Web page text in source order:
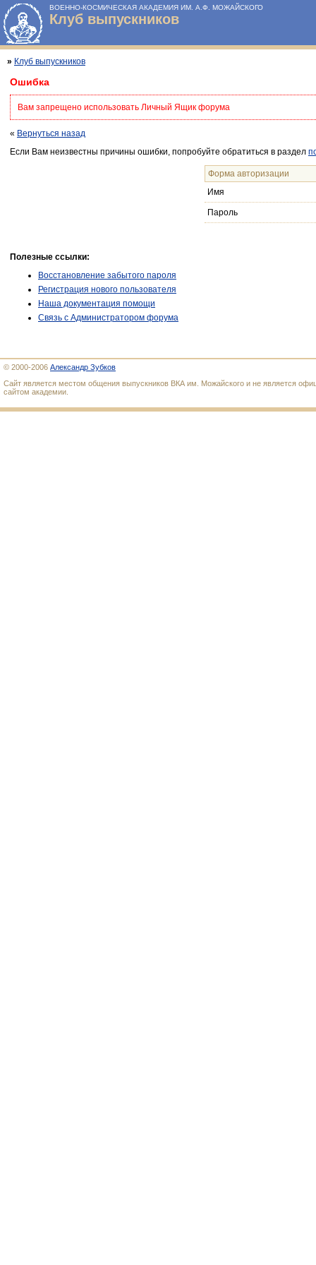
ВОЕННО-КОСМИЧЕСКАЯ АКАДЕМИЯ ИМ. А.Ф. МОЖАЙСКОГО
Клуб выпускников
» Клуб выпускников
Ошибка
Вам запрещено использовать Личный Ящик форума
« Вернуться назад
Если Вам неизвестны причины ошибки, попробуйте обратиться в раздел
Форма авторизации
Имя
Пароль
Полезные ссылки:
Восстановление забытого пароля
Регистрация нового пользователя
Наша документация помощи
Связь с Администратором форума
© 2000-2006 Александр Зубков
Сайт является местом общения выпускников ВКА им. Можайского и не является
сайтом академии.